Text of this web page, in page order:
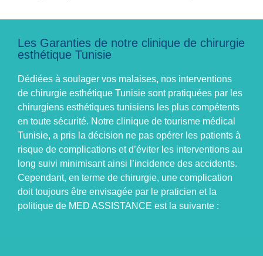
Les Garanties de notre clinique de chirurgie
esthétique Tunisie
Dédiées à soulager vos malaises, nos interventions
de chirurgie esthétique Tunisie sont pratiquées par les
chirurgiens esthétiques tunisiens les plus compétents
en toute sécurité. Notre clinique de tourisme médical
Tunisie, a pris la décision ne pas opérer les patients à
risque de complications et d’éviter les interventions au
long suivi minimisant ainsi l’incidence des accidents.
Cependant, en terme de chirurgie, une complication
doit toujours être envisagée par le praticien et la
politique de MED ASSISTANCE est la suivante :